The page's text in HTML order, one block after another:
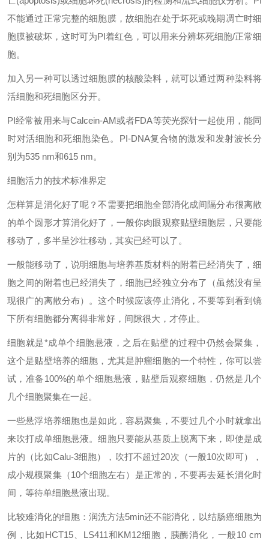
不能通过正常完整的细胞膜，故细胞在处于坏死或晚期凋亡时细
胞膜被破坏，这时可为PI着红色，可以用来分辨坏死细胞/正常细
胞。
加入另一种可以透过细胞膜的核酸染料，就可以通过两种染料将
活细胞和死细胞区分开。
PI经常被用来与Calcein-AM或者FDA等荧光探针一起使用，能同
时对活细胞和死细胞染色。PI-DNA复合物的激发和发射波长分
别为535 nm和615 nm。
细胞活力的技术标准界定
怎样算是消化好了呢？不需要把细胞全部消化成间隔分布很离散
的单个圆形才算消化好了，一般你肉眼观察贴壁细胞层，只要能
移动了，多半呈沙壮移动，其实已经可以了。
一般能移动了，说明细胞与培养基质材料的附着已经消失了，细
胞之间的附着也已经消失了，细胞已经独立分布了（虽然没有呈
现很广的离散分布）。这个时候应该停止消化，不要等到看到镜
下所有细胞都分离得非常好，间隙很大，才停止。
细胞就是*成单个细胞悬液，之后在贴壁的过程中仍然会聚集，
这个是贴壁培养的细胞，尤其是肿瘤细胞的一个特性，你可以尝
试，准备100%的单个细胞悬液，贴壁后观察细胞，仍然是几个
几个细胞聚集在一起。
一些悬浮培养细胞也是如此，容易聚集，不要过几个小时就拿出
来吹打成单细胞悬液。细胞只要能从基质上脱离下来，即使是成
片的（比如Calu-3细胞），吹打不超过20次（一般10次即可），
成小规模聚集（10个细胞左右）是正常的，不要再去延长消化时
间，等待单细胞悬液出现。
比较难消化的细胞：润洗方法5min还不能消化，以结肠癌细胞为
例，比如HCT15、LS411和KM12细胞，胰酶消化，一般10 cm